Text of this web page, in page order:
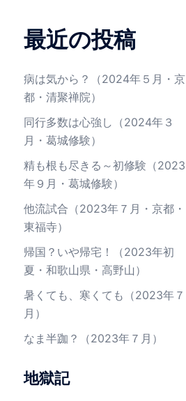
最近の投稿
病は気から？（2024年５月・京
都・清聚禅院）
同行多数は心強し（2024年３
月・葛城修験）
精も根も尽きる～初修験（2023
年９月・葛城修験）
他流試合（2023年７月・京都・
東福寺）
帰国？いや帰宅！（2023年初
夏・和歌山県・高野山）
暑くても、寒くても（2023年７
月）
なま半跏？（2023年７月）
地獄記